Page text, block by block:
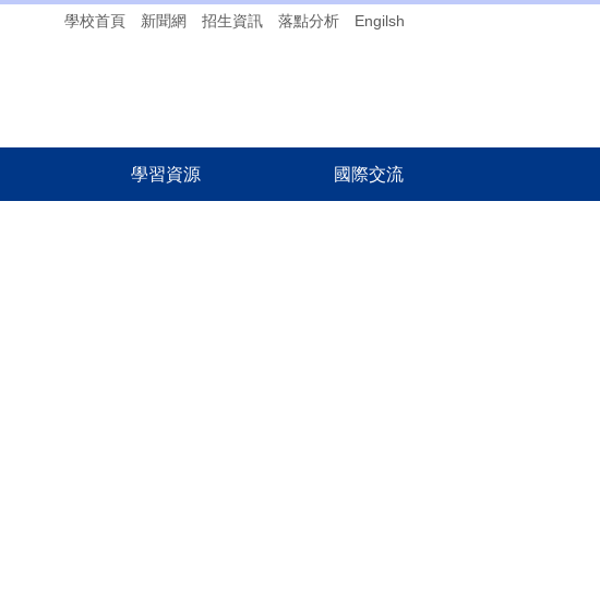
學校首頁 新聞網 招生資訊 落點分析 Engilsh
學習資源 國際交流